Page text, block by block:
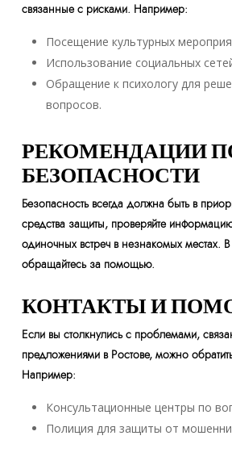
связанные с рисками. Например:
Посещение культурных
Использование социальных
Обращение к психологу для
вопросов.
РЕКОМЕНДАЦИИ
БЕЗОПАСНОСТИ
Безопасность всегда должна быть в
средства защиты, проверяйте
одиночных встреч в незнакомых местах.
обращайтесь за помощью.
КОНТАКТЫ И
Если вы столкнулись с проблемами,
предложениями в Ростове, можно
Например:
Консультационные центры по
Полиция для защиты от